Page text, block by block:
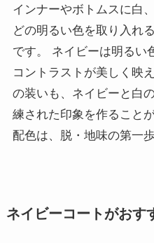
インナーやボトムスに白
どの明るい色を取り入れ
です。 ネイビーは明るい
コントラストが美しく映
の装いも、ネイビーと白
練された印象を作ること
配色は、脱・地味の第一歩
ネイビーコートがおす